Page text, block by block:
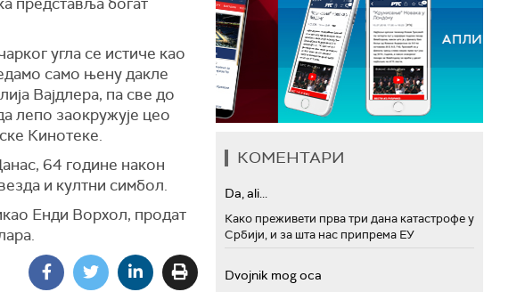
угла се истиче као
само њену дакле
Вајдлера, па све до
лепо заокружује цео
Кинотеке.
64 године након
и култни симбол.
Енди Ворхол, продат
КОМЕНТАРИ
Da, ali...
Како преживети прва три дана катастрофе у
Србији, и за шта нас припрема ЕУ
Dvojnik mog oca